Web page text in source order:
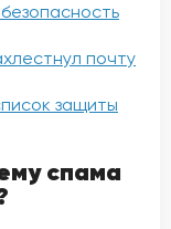
почту
защиты
спама